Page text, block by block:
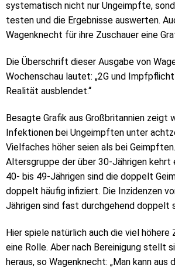
systematisch nicht nur Ungeimpfte,
testen und die Ergebnisse auswerten.
Wagenknecht für ihre Zuschauer eine
Die Überschrift dieser Ausgabe von
Wochenschau lautet: „2G und
Realität ausblendet.“
Besagte Grafik aus Großbritannien zeigt
Infektionen bei Ungeimpften unter
Vielfaches höher seien als bei
Altersgruppe der über 30-Jährigen kehrt
40- bis 49-Jährigen sind die doppelt
doppelt häufig infiziert. Die Inzidenzen
Jährigen sind fast durchgehend doppelt
Hier spiele natürlich auch die viel höhere
eine Rolle. Aber nach Bereinigung stellt
heraus, so Wagenknecht: „Man kann aus